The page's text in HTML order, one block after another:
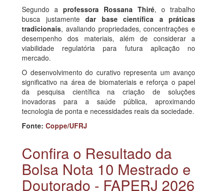
Segundo a professora Rossana Thiré, o trabalho
busca justamente dar base científica a práticas
tradicionais, avaliando propriedades, concentrações e
desempenho dos materiais, além de considerar a
viabilidade regulatória para futura aplicação no
mercado.
O desenvolvimento do curativo representa um avanço
significativo na área de biomateriais e reforça o papel
da pesquisa científica na criação de soluções
inovadoras para a saúde pública, aproximando
tecnologia de ponta e necessidades reais da sociedade.
Fonte: Coppe/UFRJ
Confira o Resultado da
Bolsa Nota 10 Mestrado e
Doutorado - FAPERJ 2026